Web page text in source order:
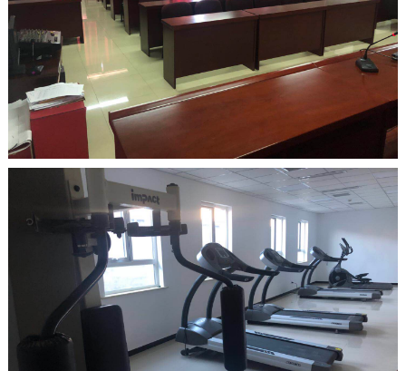
ENGLISH 日本語
DEUTSCH FRANÇAIS
ESPAÑOL
ITALIANO
回到顶部